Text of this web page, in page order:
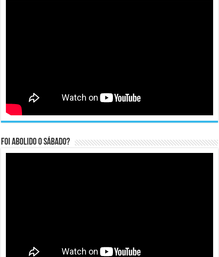
Foi abolido o sábado?